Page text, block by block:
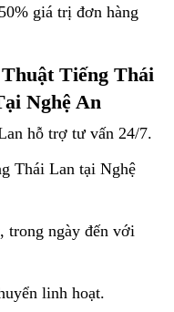
giá trị đơn hàng
Tiếng Thái
Nghệ An
hỗ trợ tư vấn 24/7.
Thái Lan tại Nghệ
trong ngày đến với
linh hoạt.